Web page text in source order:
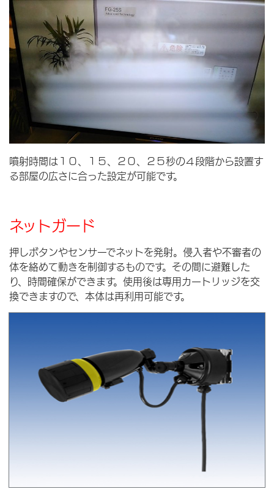
噴射時間は１０、１５、２０、２５秒の４段階から設置す
る部屋の広さに合った設定が可能です。
ネットガード
押しボタンやセンサーでネットを発射。侵入者や不審者の
体を絡めて動きを制御するものです。その間に避難した
り、時間確保ができます。使用後は専用カートリッジを交
換できますので、本体は再利用可能です。